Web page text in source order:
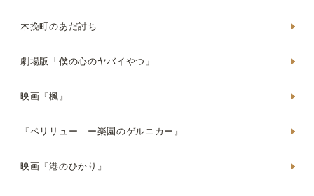
木挽町のあだ討ち
劇場版「僕の心のヤバイやつ」
映画『楓』
『ペリリュー ー楽園のゲルニカー』
映画『港のひかり』